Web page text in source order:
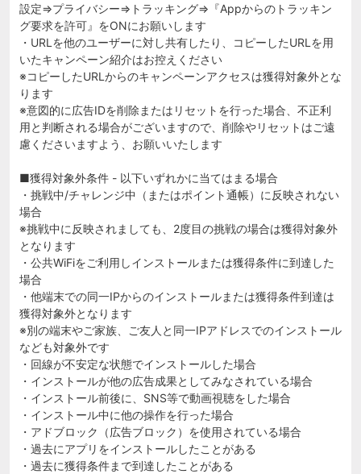
設定⇒プライバシー⇒トラッキング⇒『Appからのトラッキン
グ要求を許可』をONにお願いします
・URLを他のユーザーに対し共有したり、コピーしたURLを用
いたキャンペーン紹介はお控えください
※コピーしたURLからのキャンペーンアクセスは獲得対象外とな
ります
※意図的に広告IDを削除またはリセットを行った場合、不正利
用と判断される場合がございますので、削除やリセットはご遠
慮くださいますよう、お願いいたします
■獲得対象外条件 - 以下いずれかに当てはまる場合
・挑戦中/チャレンジ中（またはポイント通帳）に反映されない
場合
※挑戦中に反映されましても、2度目の挑戦の場合は獲得対象外
となります
・公共WiFiをご利用しインストールまたは獲得条件に到達した
場合
・他端末での同一IPからのインストールまたは獲得条件到達は
獲得対象外となります
※別の端末やご家族、ご友人と同一IPアドレスでのインストール
なども対象外です
・回線が不安定な状態でインストールした場合
・インストールが他の広告成果としてみなされている場合
・インストール前後に、SNS等で動画視聴をした場合
・インストール中に他の操作を行った場合
・アドブロック（広告ブロック）を使用されている場合
・過去にアプリをインストールしたことがある
・過去に獲得条件まで到達したことがある